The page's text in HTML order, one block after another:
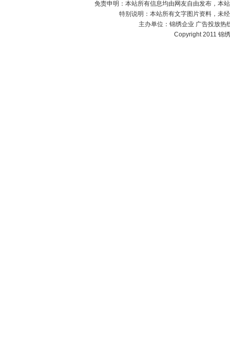
免责申明：本站所有信息均由网友自由发布，本
特别说明：本站所有文字图片资料，未
主办单位： 锦绣企业 广告投放热
Copyright 2011 锦